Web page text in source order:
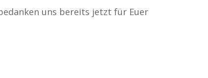
uns bereits jetzt für Euer